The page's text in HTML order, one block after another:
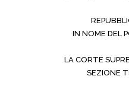
IN NOME DEL
LA CORTE
SEZIONE